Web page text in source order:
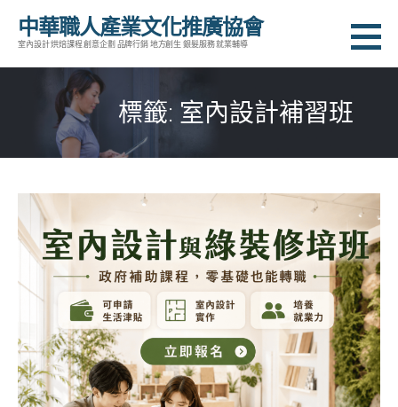
中華職人產業文化推廣協會
室內設計 烘焙課程 創意企劃 品牌行銷 地方創生 銀髮服務 就業輔導
標籤: 室內設計補習班